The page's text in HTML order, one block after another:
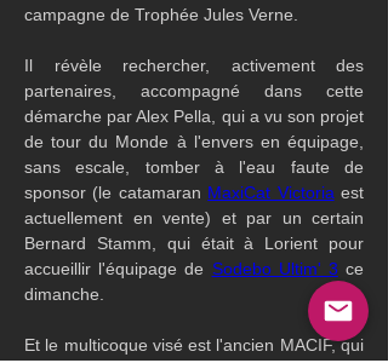
campagne de Trophée Jules Verne.
Il révèle rechercher, activement des
partenaires, accompagné dans cette
démarche par Alex Pella, qui a vu son projet
de tour du Monde à l'envers en équipage,
sans escale, tomber à l'eau faute de
sponsor (le catamaran MaxiCat Victoria est
actuellement en vente) et par un certain
Bernard Stamm, qui était à Lorient pour
accueillir l'équipage de Sodebo Ultim' 3 ce
dimanche.
Et le multicoque visé est l'ancien MACIF, qui